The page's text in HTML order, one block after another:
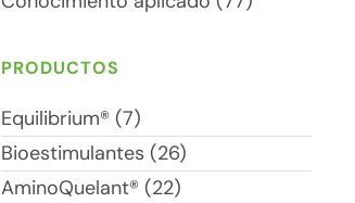
PRODUCTOS
Equilibrium® (7)
Bioestimulantes (26)
AminoQuelant® (22)